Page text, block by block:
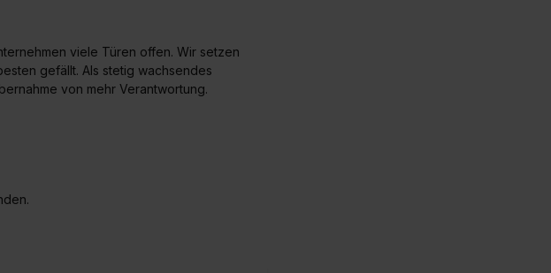
viele Türen offen. Wir setzen
gefällt. Als stetig wachsendes
von mehr Verantwortung.